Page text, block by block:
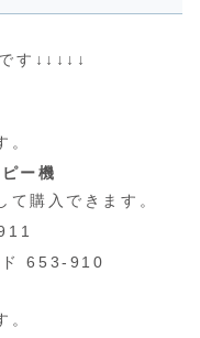
す↓↓↓↓↓
。
ー機
て購入できます。​
ド 653-910
。